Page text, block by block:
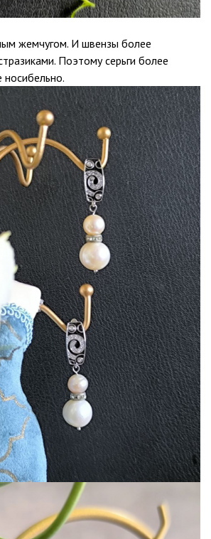
жемчугом. И швензы более
Поэтому серьги более